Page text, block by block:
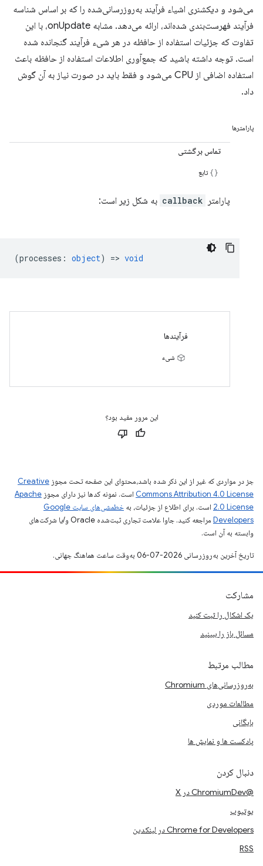
می‌شود و دیکشنری اشیاء فرآیند به‌روزرسانی‌شده را که بر اساس شناسه
فرآیند فهرست‌بندی شده‌اند، ارائه می‌دهد. مشابه onUpdate، با این
تفاوت که جزئیات استفاده از حافظه در هر شیء فرآیند گنجانده شده
است. توجه داشته باشید که جمع‌آوری اطلاعات استفاده از حافظه باعث
استفاده اضافی از CPU می‌شود و فقط باید در صورت نیاز به آن گوش
داد.
پارامترها
تماس برگشتی
تابع
پارامتر callback به شکل زیر است:
(processes : object) => void
فرآیندها
شیء
این مرور مفید بود؟
جز در مواردی که غیر از این ذکر شده باشد،‌محتوای این صفحه تحت مجوز Creative
Commons Attribution 4.0 License است. نمونه کدها نیز دارای مجوز Apache
2.0 License است. برای اطلاع از جزئیات، به
خطمشی‌های سایت Google
Developers‏
مراجعه کنید. جاوا علامت تجاری ثبت‌شده Oracle و/یا شرکت‌های
وابسته به آن است.
تاریخ آخرین به‌روزرسانی 2026-07-06 به‌وقت ساعت هماهنگ جهانی.
مشارکت
یک اشکال را ثبت کنید
مسائل باز را ببینید
مطالب مرتبط
به‌روزرسانی‌های Chromium
مطالعات موردی
بایگانی
پادکست ها و نمایش ها
دنبال کردن
@ChromiumDev در X
یوتیوب
Chrome for Developers در لینکدین
RSS